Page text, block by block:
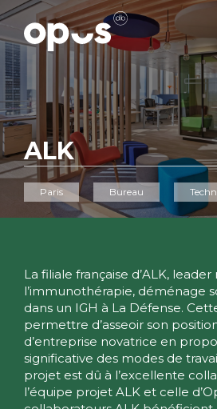
ALK
Paris Bureau
La filiale française d’ALK,
l’immunothérapie, déménage
dans un IGH à La Défense.
permettre d’asseoir son
d’entreprise novatrice en
significative des modes de
projet est dû à l’excellente
l’équipe projet ALK et celle